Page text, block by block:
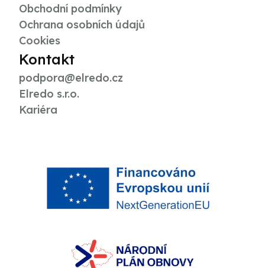
Obchodní podmínky
Ochrana osobních údajů
Cookies
Kontakt
podpora@elredo.cz
Elredo s.r.o.
Kariéra